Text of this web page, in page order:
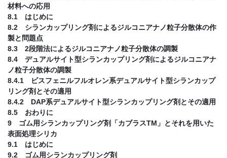
材料への応用
8.1 はじめに
8.2 シランカップリング剤によるジルコニアナノ粒子分散体の作
製と問題点
8.3 2段階法によるジルコニアナノ粒子分散体の調製
8.4 デュアルサイト型シランカップリング剤によるジルコニアナ
ノ粒子分散体の調製
8.4.1 ビスフェニルフルオレン系デュアルサイト型シランカップ
リング剤とその適用
8.4.2 DAP系デュアルサイト型シランカップリング剤とその適用
8.5 おわりに
9 ゴム用シランカップリング剤「カブラスTM」とそれを用いた
表面処理シリカ
9.1 はじめに
9.2 ゴム用シランカップリング剤